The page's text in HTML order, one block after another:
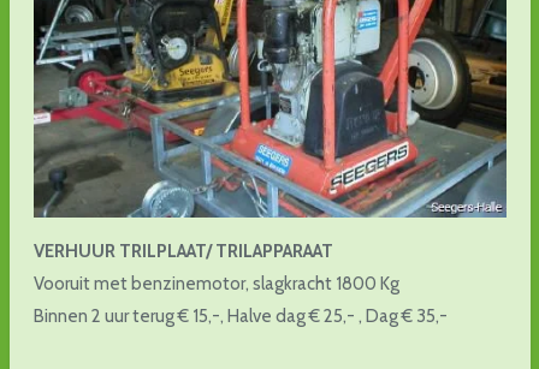
VERHUUR TRILPLAAT/ TRILAPPARAAT
Vooruit met benzinemotor, slagkracht 1800 Kg
Binnen 2 uur terug € 15,-, Halve dag € 25,- , Dag € 35,-